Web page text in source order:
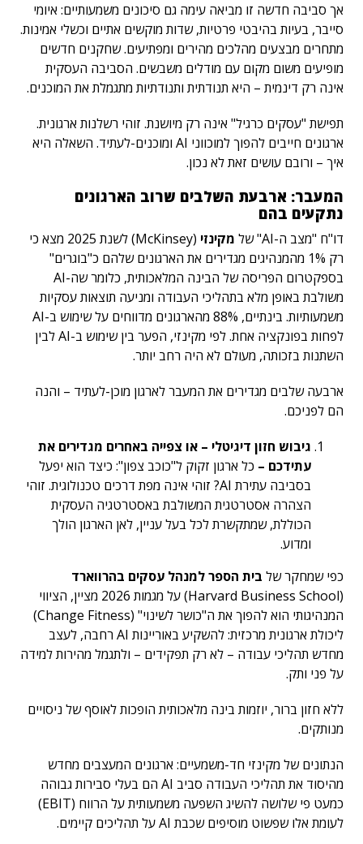
אך סביבה חדשה זו מביאה עימה גם סיכונים משמעותיים: איומי
סייבר, בעיות בהיבטי פרטיות, שדות מוקשים אתיים וכשלי אמינות.
מתחרים מבצעים מהלכים מהירים ומפתיעים. שחקנים חדשים
מופיעים משום מקום עם מודלים משבשים. הסביבה העסקית
אינה רק דינמית – היא תנודתית ותנודתיות מתגמלת את המוכנים.
תפישת "עסקים כרגיל" אינה רק מיושנת. זוהי רשלנות ארגונית.
ארגונים חייבים להפוך למוכווני AI ומוכנים-לעתיד. השאלה היא
איך – ורובם עושים זאת לא נכון.
המעבר: ארבעת השלבים שרוב הארגונים
נתקעים בהם
דו"ח "מצב ה-AI" של מקינזי
(McKinsey) לשנת 2025 מצא כי
רק 1% מהמנהיגים מגדירים את הארגונים שלהם כ"בוגרים"
בספקטרום הפריסה של הבינה המלאכותית, כלומר שה-AI
משולבת באופן מלא בתהליכי העבודה ומניעה תוצאות עסקיות
משמעותיות. בינתיים, 88% מהארגונים מדווחים על שימוש ב-AI
לפחות בפונקציה אחת. לפי מקינזי, הפער בין שימוש ב-AI לבין
השתנות בזכותה, מעולם לא היה רחב יותר.
ארבעה שלבים מגדירים את המעבר לארגון מוכן-לעתיד – והנה
הם לפניכם.
גיבוש חזון דיגיטלי – או צפייה באחרים מגדירים את
עתידכם – כל ארגון זקוק ל"כוכב צפון": כיצד הוא יפעל
בסביבה עתירת AI? זוהי אינה מפת דרכים טכנולוגית. זוהי
הצהרה אסטרטגית המשולבת באסטרטגיה העסקית
הכוללת, שמתקשרת לכל בעל עניין, לאן הארגון הולך
ומדוע.
כפי שמחקר של בית הספר למנהל עסקים בהרווארד
(Harvard Business School) על מגמות 2026 מציין, הציווי
המנהיגותי הוא להפוך את ה"כושר לשינוי" (Change Fitness)
ליכולת ארגונית מרכזית: להשקיע באוריינות AI רחבה, לעצב
מחדש תהליכי עבודה – לא רק תפקידים – ולתגמל מהירות למידה
על פני ותק.
ללא חזון ברור, יוזמות בינה מלאכותית הופכות לאוסף של ניסויים
מנותקים.
הנתונים של מקינזי חד-משמעיים: ארגונים המעצבים מחדש
מהיסוד את תהליכי העבודה סביב AI הם בעלי סבירות גבוהה
כמעט פי שלושה להשיג השפעה משמעותית על הרווח (EBIT)
לעומת אלו שפשוט מוסיפים שכבת AI על תהליכים קיימים.